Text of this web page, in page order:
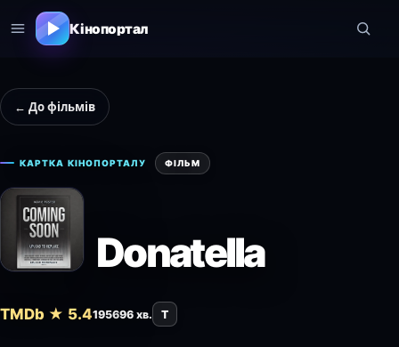
Кінопортал
← До фільмів
КАРТКА КІНОПОРТАЛУ ФІЛЬМ
Donatella
TMDb ★ 5.4195696 хв. T